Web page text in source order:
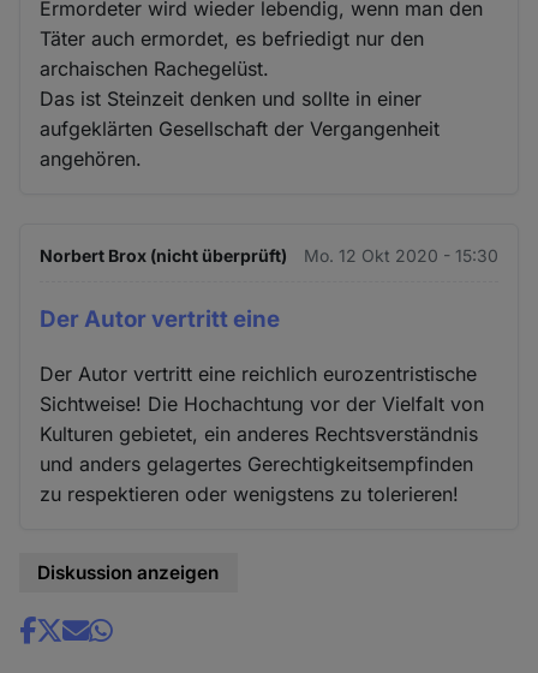
Ermordeter wird wieder lebendig, wenn man den
Täter auch ermordet, es befriedigt nur den
archaischen Rachegelüst.
Das ist Steinzeit denken und sollte in einer
aufgeklärten Gesellschaft der Vergangenheit
angehören.
Norbert Brox (nicht überprüft) Mo. 12 Okt 2020 - 15:30
Der Autor vertritt eine
Der Autor vertritt eine reichlich eurozentristische
Sichtweise! Die Hochachtung vor der Vielfalt von
Kulturen gebietet, ein anderes Rechtsverständnis
und anders gelagertes Gerechtigkeitsempfinden
zu respektieren oder wenigstens zu tolerieren!
Diskussion anzeigen
Share